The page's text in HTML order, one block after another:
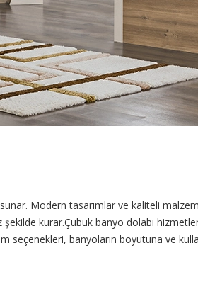
Modern tasarımlar ve kaliteli
kurar.Çubuk banyo dolabı
banyoların boyutuna ve